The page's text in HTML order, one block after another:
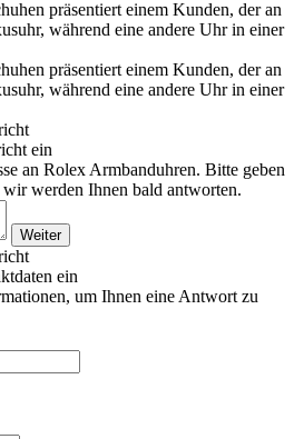
ein
an Rolex Armbanduhren. Bitte geben
werden Ihnen bald antworten.
Weiter
ein
um Ihnen eine Antwort zu